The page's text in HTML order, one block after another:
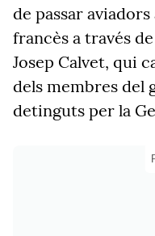
de passar
francès a través
Josep Calvet, qui
dels membres del
detinguts per la